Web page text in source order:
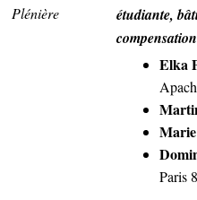
Plénière
étudiante,
Elka
Paris